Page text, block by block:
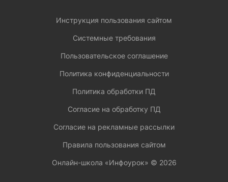
Инструкция пользования сайтом
Системные требования
Пользовательское соглашение
Политика конфиденциальности
Политика обработки ПД
Согласие на обработку ПД
Согласие на рекламные рассылки
Правила пользования сайтом
Онлайн-школа «Инфоурок» © 2026